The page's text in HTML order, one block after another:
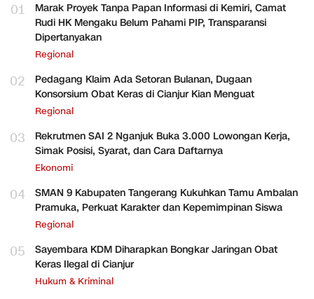
01
Marak Proyek Tanpa Papan Informasi di Kemiri, Camat
Rudi HK Mengaku Belum Pahami PIP, Transparansi
Dipertanyakan
Regional
02
Pedagang Klaim Ada Setoran Bulanan, Dugaan
Konsorsium Obat Keras di Cianjur Kian Menguat
Regional
03
Rekrutmen SAI 2 Nganjuk Buka 3.000 Lowongan Kerja,
Simak Posisi, Syarat, dan Cara Daftarnya
Ekonomi
04
SMAN 9 Kabupaten Tangerang Kukuhkan Tamu Ambalan
Pramuka, Perkuat Karakter dan Kepemimpinan Siswa
Regional
05
Sayembara KDM Diharapkan Bongkar Jaringan Obat
Keras Ilegal di Cianjur
Hukum & Kriminal